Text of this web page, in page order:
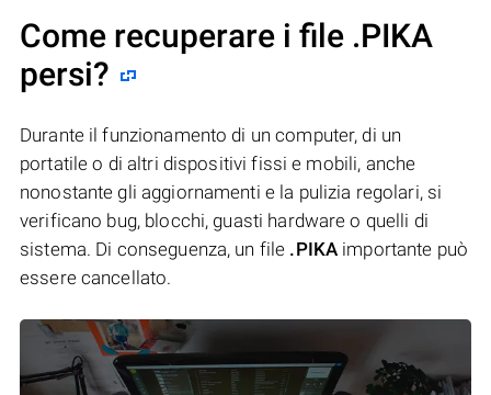
Come recuperare i file .PIKA
persi?
Durante il funzionamento di un computer, di un
portatile o di altri dispositivi fissi e mobili, anche
nonostante gli aggiornamenti e la pulizia regolari, si
verificano bug, blocchi, guasti hardware o quelli di
sistema. Di conseguenza, un file .PIKA importante può
essere cancellato.